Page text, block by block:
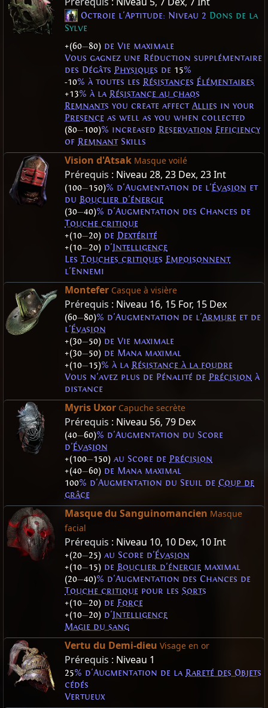
Octroie l'Aptitude: Niveau 2 Dons de la
Sylve
+(60—80) de Vie maximale
Vous gagnez une Réduction supplémentaire
des Dégâts Physiques de 15%
-10% à toutes les Résistances Élémentaires
+13% à la Résistance au chaos
Remnants you create affect Allies in your
Presence as well as you when collected
(80—100)% increased Reservation Efficiency
of RemnantSkills
Vision d'Atsak Masque voilé
Prérequis : Niveau 28, 23 Dex, 23 Int
(100—150)% d'Augmentation de l'Évasion et
du Bouclier d'énergie
(30—40)% d'Augmentation des Chances de
Touche critique
+(10—20) de Dextérité
+(10—20) d'Intelligence
Les Touches critiques Empoisonnent
l'Ennemi
Montefer Casque à visière
Prérequis : Niveau 16, 15 For, 15 Dex
(60—80)% d'Augmentation de l'Armure et de
l'Évasion
+(30—50) de Vie maximale
+(30—50) de Mana maximal
+(10—15)% à la Résistance à la foudre
Vous n'avez plus de Pénalité de Précision à
distance
Myris Uxor Capuche secrète
Prérequis : Niveau 56, 79 Dex
(40—60)% d'Augmentation du Score
d'Évasion
+(100—150) au Score de Précision
+(40—60) de Mana maximal
100% d'Augmentation du Seuil de Coup de
grâce
Masque du Sanguinomancien Masque
facial
Prérequis : Niveau 10, 10 Dex, 10 Int
+(20—25) au Score d'Évasion
+(10—15) de Bouclier d'énergie maximal
(20—40)% d'Augmentation des Chances de
Touche critique pour les Sorts
+(10—20) de Force
+(10—20) d'Intelligence
Magie du sang
Vertu du Demi-dieu Visage en or
Prérequis : Niveau 1
25% d'Augmentation de la Rareté des Objets
cédés
Vertueux